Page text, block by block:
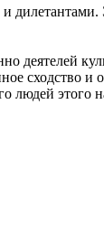
деятелей
и
людей